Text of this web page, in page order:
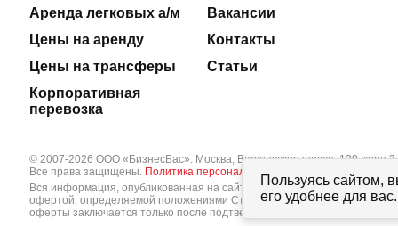
Аренда легковых а/м
Цены на аренду
Цены на трансферы
Корпоративная
перевозка
Вакансии
Контакты
Статьи
© 2007-2026 ООО «БизнесБас». Москва, Варшавское шоссе, 129, корп.3.
Все права защищены. Политика персональных данных
Вся информация, опубликованная на сайте bbus.ru, в т.ч. цены
офертой, определяемой положениями Статьи 437 Гражданского
оферты заключается только после подтверждения исполнения заказа
Пользуясь сайтом,
его удобнее для